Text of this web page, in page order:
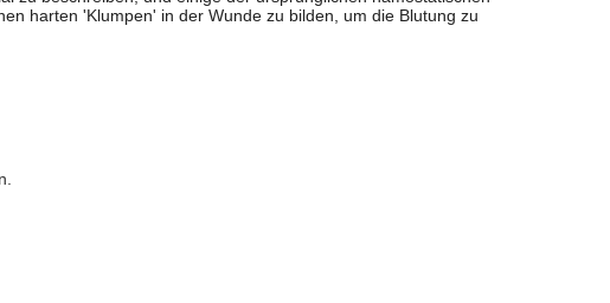
harten 'Klumpen' in der Wunde zu bilden, um die Blutung zu